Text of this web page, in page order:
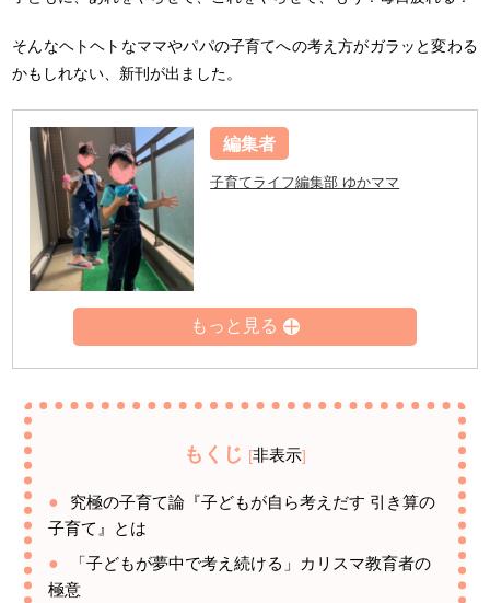
そんなヘトヘトなママやパパの子育てへの考え方がガラッと変わる
かもしれない、新刊が出ました。
編集者
子育てライフ編集部 ゆかママ
もくじ [非表示]
究極の子育て論『子どもが自ら考えだす 引き算の
子育て』とは
「子どもが夢中で考え続ける」カリスマ教育者の
極意